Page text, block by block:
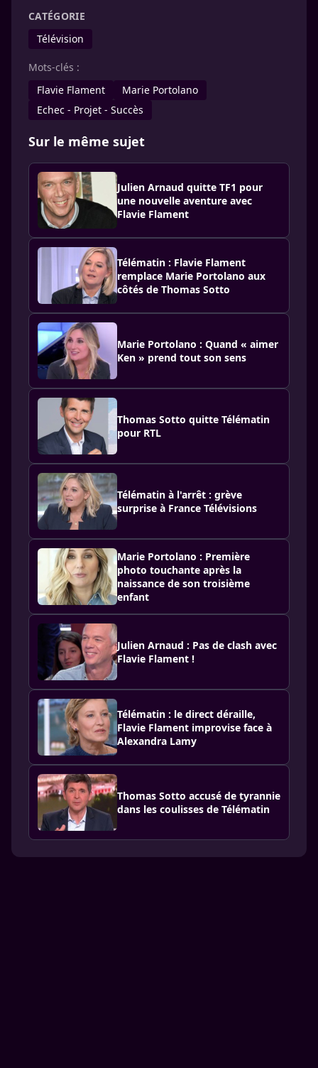
CATÉGORIE
Télévision
Mots-clés :
Flavie Flament
Marie Portolano
Echec - Projet - Succès
Sur le même sujet
Julien Arnaud quitte TF1 pour
une nouvelle aventure avec
Flavie Flament
Télématin : Flavie Flament
remplace Marie Portolano aux
côtés de Thomas Sotto
Marie Portolano : Quand « aimer
Ken » prend tout son sens
Thomas Sotto quitte Télématin
pour RTL
Télématin à l'arrêt : grève
surprise à France Télévisions
Marie Portolano : Première
photo touchante après la
naissance de son troisième
enfant
Julien Arnaud : Pas de clash avec
Flavie Flament !
Télématin : le direct déraille,
Flavie Flament improvise face à
Alexandra Lamy
Thomas Sotto accusé de tyrannie
dans les coulisses de Télématin